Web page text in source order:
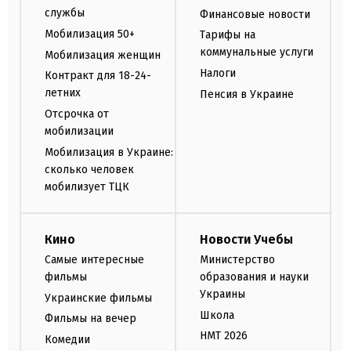
службы
Мобилизация 50+
Мобилизация женщин
Контракт для 18-24-
летних
Отсрочка от
мобилизации
Мобилизация в Украине:
сколько человек
мобилизует ТЦК
Финансовые новости
Тарифы на
коммунальные услуги
Налоги
Пенсия в Украине
Кино
Самые интересные
фильмы
Украинские фильмы
Фильмы на вечер
Комедии
Новости Учебы
Министерство
образования и науки
Украины
Школа
НМТ 2026